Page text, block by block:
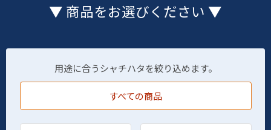
▼ 商品をお選びください ▼
用途に合うシャチハタを絞り込めます。
すべての商品